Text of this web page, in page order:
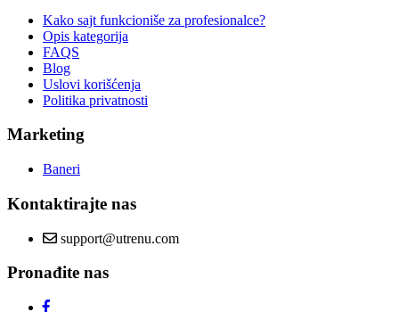
Kako sajt funkcioniše za profesionalce?
Opis kategorija
FAQS
Blog
Uslovi korišćenja
Politika privatnosti
Marketing
Baneri
Kontaktirajte nas
support@utrenu.com
Pronađite nas